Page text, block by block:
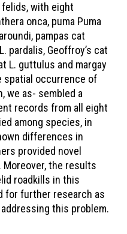
with eight
onca, puma Puma
pampas cat
pardalis, Geoffroy’s cat
L. guttulus and margay
spatial occurrence of
we as- sembled a
records from all eight
among species, in
differences in
provided novel
the results
roadkills in this
for further research as
this problem.